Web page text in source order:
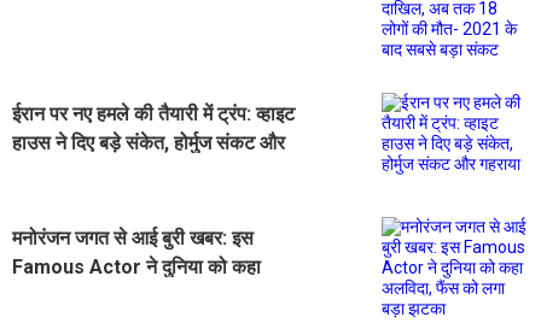
ईरान पर नए हमले की तैयारी में ट्रंप: व्हाइट
हाउस ने दिए बड़े संकेत, होर्मुज संकट और
मनोरंजन जगत से आई बुरी खबर: इस
Famous Actor ने दुनिया को कहा